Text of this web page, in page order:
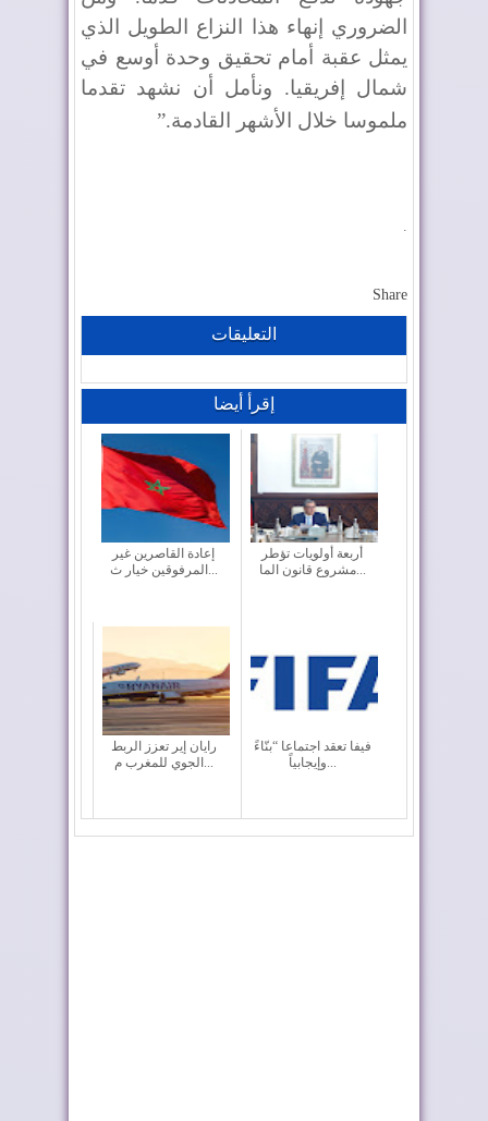
الضروري إنهاء هذا النزاع الطويل الذي
يمثل عقبة أمام تحقيق وحدة أوسع في
شمال إفريقيا. ونأمل أن نشهد تقدما
ملموسا خلال الأشهر القادمة”.
.
Share
التعليقات
إقرأ أيضا
إعادة القاصرين غير
المرفوقين خيار ث...
أربعة أولويات تؤطر
مشروع قانون الما...
رايان إير تعزز الربط
الجوي للمغرب م...
فيفا تعقد اجتماعا “بنّاءً
وإيجابياً...